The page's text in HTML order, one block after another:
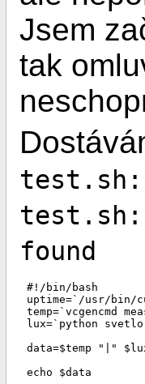
Jsem
tak
found
#!/bin/bash
uptime=`/usr/
temp=`vcgencmd
lux=`python
data=$temp "|"